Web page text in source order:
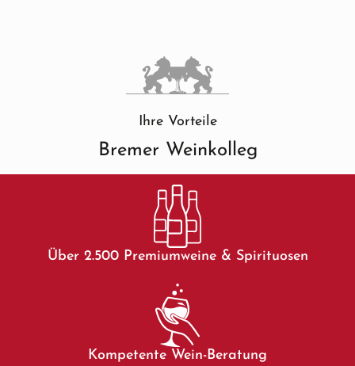
Ihre Vorteile
Bremer Weinkolleg
Über 2.500 Premiumweine & Spirituosen
Kompetente Wein-Beratung